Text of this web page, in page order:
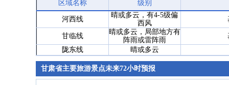
区域名称 级别
河西线
晴或多云，有4-5级偏
西风
甘临线
晴或多云，局部地方有
阵雨或雷阵雨
陇东线
晴或多云
甘肃省主要旅游景点未来72小时预报